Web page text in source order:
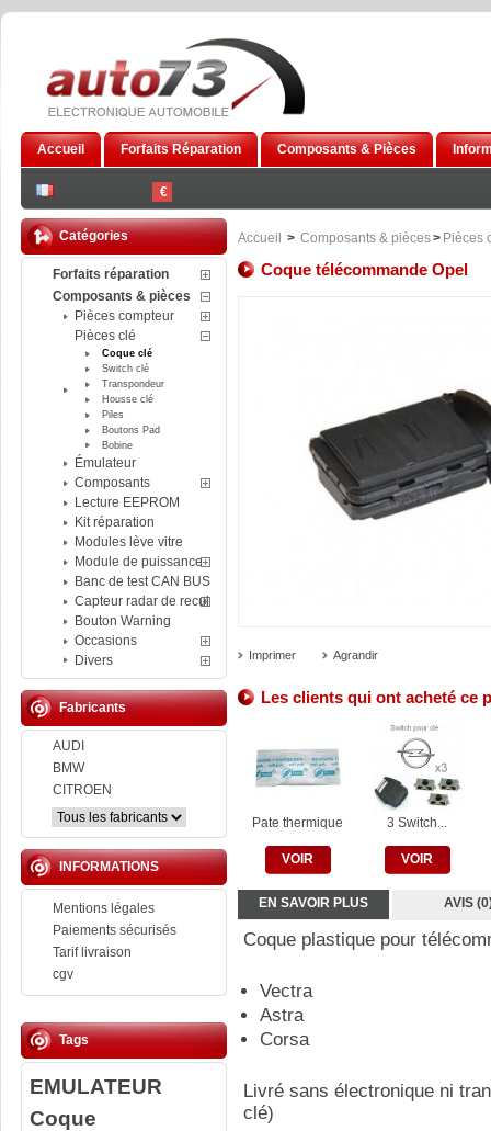
€
Accueil Forfaits Réparation Composants & Pièces
Catégories
Forfaits réparation
Composants & pièces
Pièces compteur
Pièces clé
Coque clé
Switch clé
Transpondeur
Housse clé
Piles
Boutons Pad
Bobine
Émulateur
Composants
Lecture EEPROM
Kit réparation
Modules lève vitre
Module de puissance
Banc de test CAN BUS
Capteur radar de recul
Bouton Warning
Occasions
Divers
Fabricants
AUDI
BMW
CITROEN
INFORMATIONS
Mentions légales
Paiements sécurisés
Tarif livraison
cgv
Tags
EMULATEUR
Coque
Accueil > Composants & pièces> Pièces
Coque télécommande Opel
Imprimer Agrandir
Les clients qui ont acheté ce
Pate thermique
VOIR
3 Switch...
VOIR
EN SAVOIR PLUS AVIS
Coque plastique pour
Vectra
Astra
Corsa
Livré sans électronique ni
clé)